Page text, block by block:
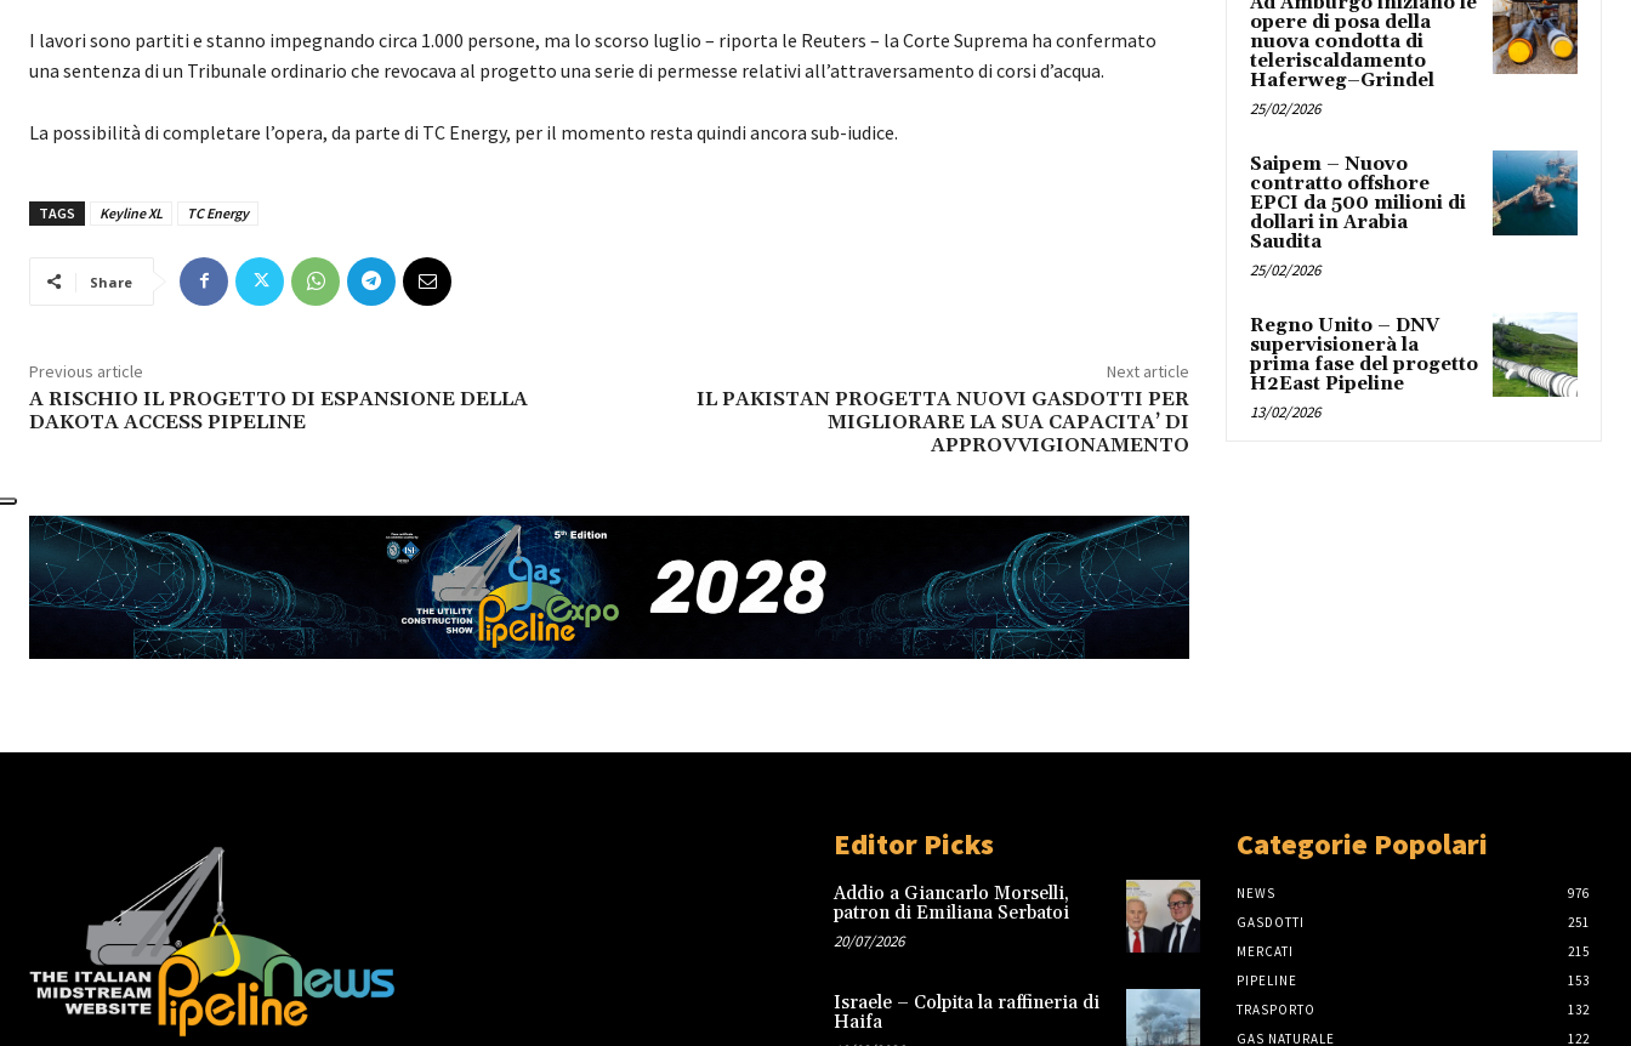
I lavori sono partiti e stanno impegnando circa 1.000 persone, ma lo scorso luglio – riporta le Reuters – la Corte Suprema ha confermato
una sentenza di un Tribunale ordinario che revocava al progetto una serie di permesse relativi all’attraversamento di corsi d’acqua.
La possibilità di completare l’opera, da parte di TC Energy, per il momento resta quindi ancora sub-iudice.
TAGS Keyline XL TC Energy
Share
Previous article
A RISCHIO IL PROGETTO DI ESPANSIONE DELLA
DAKOTA ACCESS PIPELINE
Next article
IL PAKISTAN PROGETTA NUOVI GASDOTTI PER
MIGLIORARE LA SUA CAPACITA’ DI
APPROVVIGIONAMENTO
opere di posa della
nuova condotta di
teleriscaldamento
Haferweg–Grindel
25/02/2026
Saipem – Nuovo
contratto offshore
EPCI da 500 milioni di
dollari in Arabia
Saudita
25/02/2026
Regno Unito – DNV
supervisionerà la
prima fase del progetto
H2East Pipeline
13/02/2026
Editor Picks
Addio a Giancarlo Morselli,
patron di Emiliana Serbatoi
20/07/2026
Israele – Colpita la raffineria di
Haifa
Categorie Popolari
NEWS
976
GASDOTTI
251
MERCATI
215
PIPELINE
153
TRASPORTO
132
GAS NATURALE
122